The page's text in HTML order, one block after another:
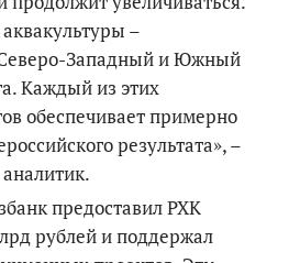
–
Западный и Южный
Каждый из этих
обеспечивает примерно
результата», –
нкпредоставил РХК
рублей и поддержал